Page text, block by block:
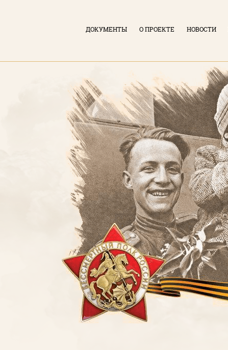
ДОКУМЕНТЫ О ПРОЕКТЕ НОВОСТИ
ВХОД В ЛИЧНЫЙ КАБИНЕТ
Логин (электронная почта)
Пароль
Заполняя данную форму вы соглашаетесь с
политикой конфиденциальности